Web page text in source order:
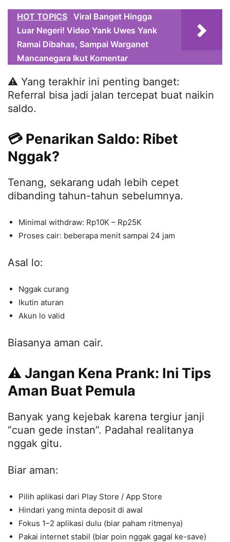
HOT TOPICS Viral Banget Hingga
Luar Negeri! Video Yank Uwes Yank
Ramai Dibahas, Sampai Warganet
Mancanegara Ikut Komentar
⚠️ Yang terakhir ini penting banget:
Referral bisa jadi jalan tercepat buat naikin
saldo.
💳 Penarikan Saldo: Ribet
Nggak?
Tenang, sekarang udah lebih cepet
dibanding tahun-tahun sebelumnya.
Minimal withdraw: Rp10K – Rp25K
Proses cair: beberapa menit sampai 24 jam
Asal lo:
Nggak curang
Ikutin aturan
Akun lo valid
Biasanya aman cair.
⚠️ Jangan Kena Prank: Ini Tips
Aman Buat Pemula
Banyak yang kejebak karena tergiur janji
“cuan gede instan”. Padahal realitanya
nggak gitu.
Biar aman:
Pilih aplikasi dari Play Store / App Store
Hindari yang minta deposit di awal
Fokus 1–2 aplikasi dulu (biar paham ritmenya)
Pakai internet stabil (biar poin nggak gagal ke-save)